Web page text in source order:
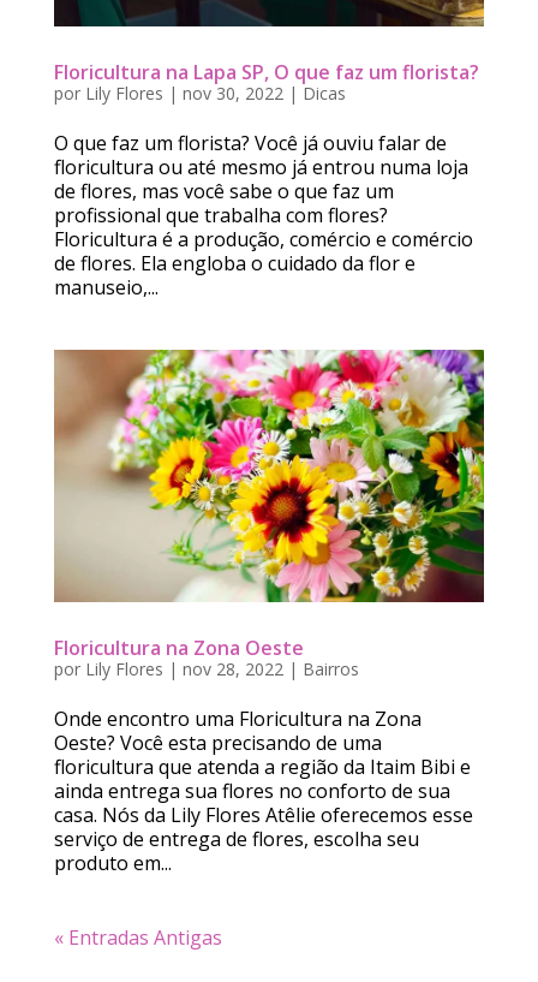
Floricultura na Lapa SP, O que faz um florista?
por Lily Flores | nov 30, 2022| Dicas
O que faz um florista? Você já ouviu falar de
floricultura ou até mesmo já entrou numa loja
de flores, mas você sabe o que faz um
profissional que trabalha com flores?
Floricultura é a produção, comércio e comércio
de flores. Ela engloba o cuidado da flor e
manuseio,...
Floricultura na Zona Oeste
por Lily Flores | nov 28, 2022| Bairros
Onde encontro uma Floricultura na Zona
Oeste? Você esta precisando de uma
floricultura que atenda a região da Itaim Bibi e
ainda entrega sua flores no conforto de sua
casa. Nós da Lily Flores Atêlie oferecemos esse
serviço de entrega de flores, escolha seu
produto em...
« Entradas Antigas